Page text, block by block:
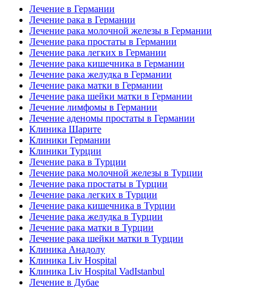
Лечение в Германии
Лечение рака в Германии
Лечение рака молочной железы в Германии
Лечение рака простаты в Германии
Лечение рака легких в Германии
Лечение рака кишечника в Германии
Лечение рака желудка в Германии
Лечение рака матки в Германии
Лечение рака шейки матки в Германии
Лечение лимфомы в Германии
Лечение аденомы простаты в Германии
Клиника Шарите
Клиники Германии
Клиники Турции
Лечение рака в Турции
Лечение рака молочной железы в Турции
Лечение рака простаты в Турции
Лечение рака легких в Турции
Лечение рака кишечника в Турции
Лечение рака желудка в Турции
Лечение рака матки в Турции
Лечение рака шейки матки в Турции
Клиника Анадолу
Клиника Liv Hospital
Клиника Liv Hospital VadIstanbul
Лечение в Дубае